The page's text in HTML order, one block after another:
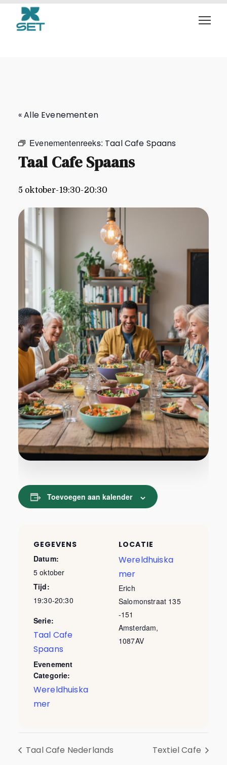
Taal Cafe Spaans
« Alle Evenementen
Evenementenreeks: Taal Cafe Spaans
Taal Cafe Spaans
5 oktober-19:30-20:30
Toevoegen aan kalender
GEGEVENS
Datum:
5 oktober
Tijd:
19:30-20:30
Serie:
Taal Cafe
Spaans
Evenement
Categorie:
Wereldhuiska
mer
LOCATIE
Wereldhuiska
mer
Erich
Salomonstraat 135
-151
Amsterdam,
1087AV
Taal Cafe Nederlands Textiel Cafe